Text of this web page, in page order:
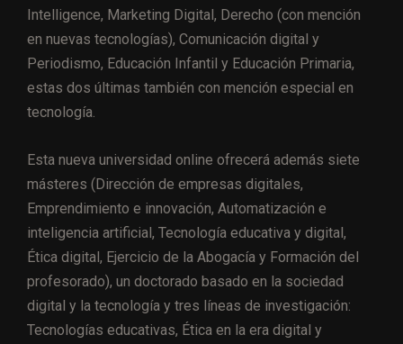
Intelligence, Marketing Digital, Derecho (con mención
en nuevas tecnologías), Comunicación digital y
Periodismo, Educación Infantil y Educación Primaria,
estas dos últimas también con mención especial en
tecnología.
Esta nueva universidad online ofrecerá además siete
másteres (Dirección de empresas digitales,
Emprendimiento e innovación, Automatización e
inteligencia artificial, Tecnología educativa y digital,
Ética digital, Ejercicio de la Abogacía y Formación del
profesorado), un doctorado basado en la sociedad
digital y la tecnología y tres líneas de investigación:
Tecnologías educativas, Ética en la era digital y